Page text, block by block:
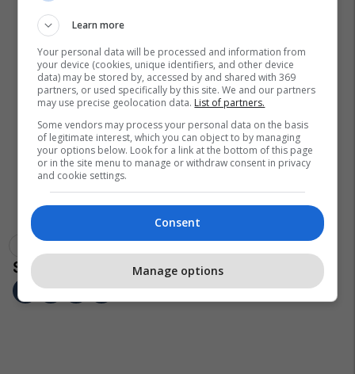
Gemini Inteligjenca Artificiale
Learn more
Your personal data will be processed and information from
your device (cookies, unique identifiers, and other device
data) may be stored by, accessed by and shared with 369
partners, or used specifically by this site. We and our partners
may use precise geolocation data. List of partners.
Some vendors may process your personal data on the basis
of legitimate interest, which you can object to by managing
your options below. Look for a link at the bottom of this page
or in the site menu to manage or withdraw consent in privacy
and cookie settings.
Consent
Manage options